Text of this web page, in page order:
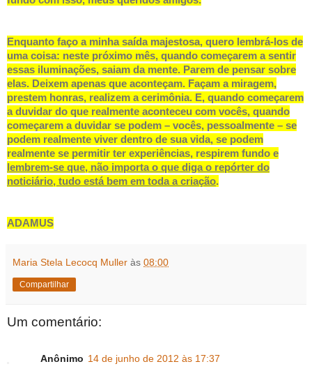
Enquanto faço a minha saída majestosa, quero lembrá-los de
uma coisa: neste próximo mês, quando começarem a sentir
essas iluminações, saiam da mente. Parem de pensar sobre
elas. Deixem apenas que aconteçam. Façam a miragem,
prestem honras, realizem a cerimônia. E, quando começarem
a duvidar do que realmente aconteceu com vocês, quando
começarem a duvidar se podem – vocês, pessoalmente – se
podem realmente viver dentro de sua vida, se podem
realmente se permitir ter experiências, respirem fundo e
lembrem-se que, não importa o que diga o repórter do
noticiário, tudo está bem em toda a criação.
ADAMUS
Maria Stela Lecocq Muller às 08:00
Compartilhar
Um comentário:
Anônimo 14 de junho de 2012 às 17:37